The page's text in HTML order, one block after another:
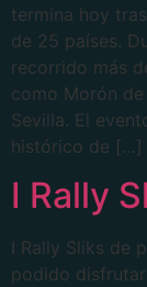
termina hoy
de 25 países.
recorrido más
como Morón
Sevilla. El
histórico de […]
I Rally
I Rally Sliks de
podido